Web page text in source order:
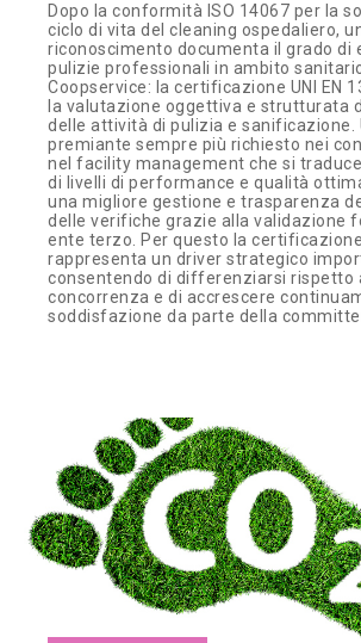
Dopo la conformità ISO 14067 per la
ciclo di vita del cleaning ospedaliero,
riconoscimento documenta il grado di
pulizie professionali in ambito
Coopservice: la certificazione UNI EN
la valutazione oggettiva e strutturata
delle attività di pulizia e sanificazione.
premiante sempre più richiesto nei
nel facility management che si
di livelli di performance e qualità
una migliore gestione e trasparenza
delle verifiche grazie alla validazione
ente terzo. Per questo la
rappresenta un driver strategico
consentendo di differenziarsi rispetto
concorrenza e di accrescere
soddisfazione da parte della